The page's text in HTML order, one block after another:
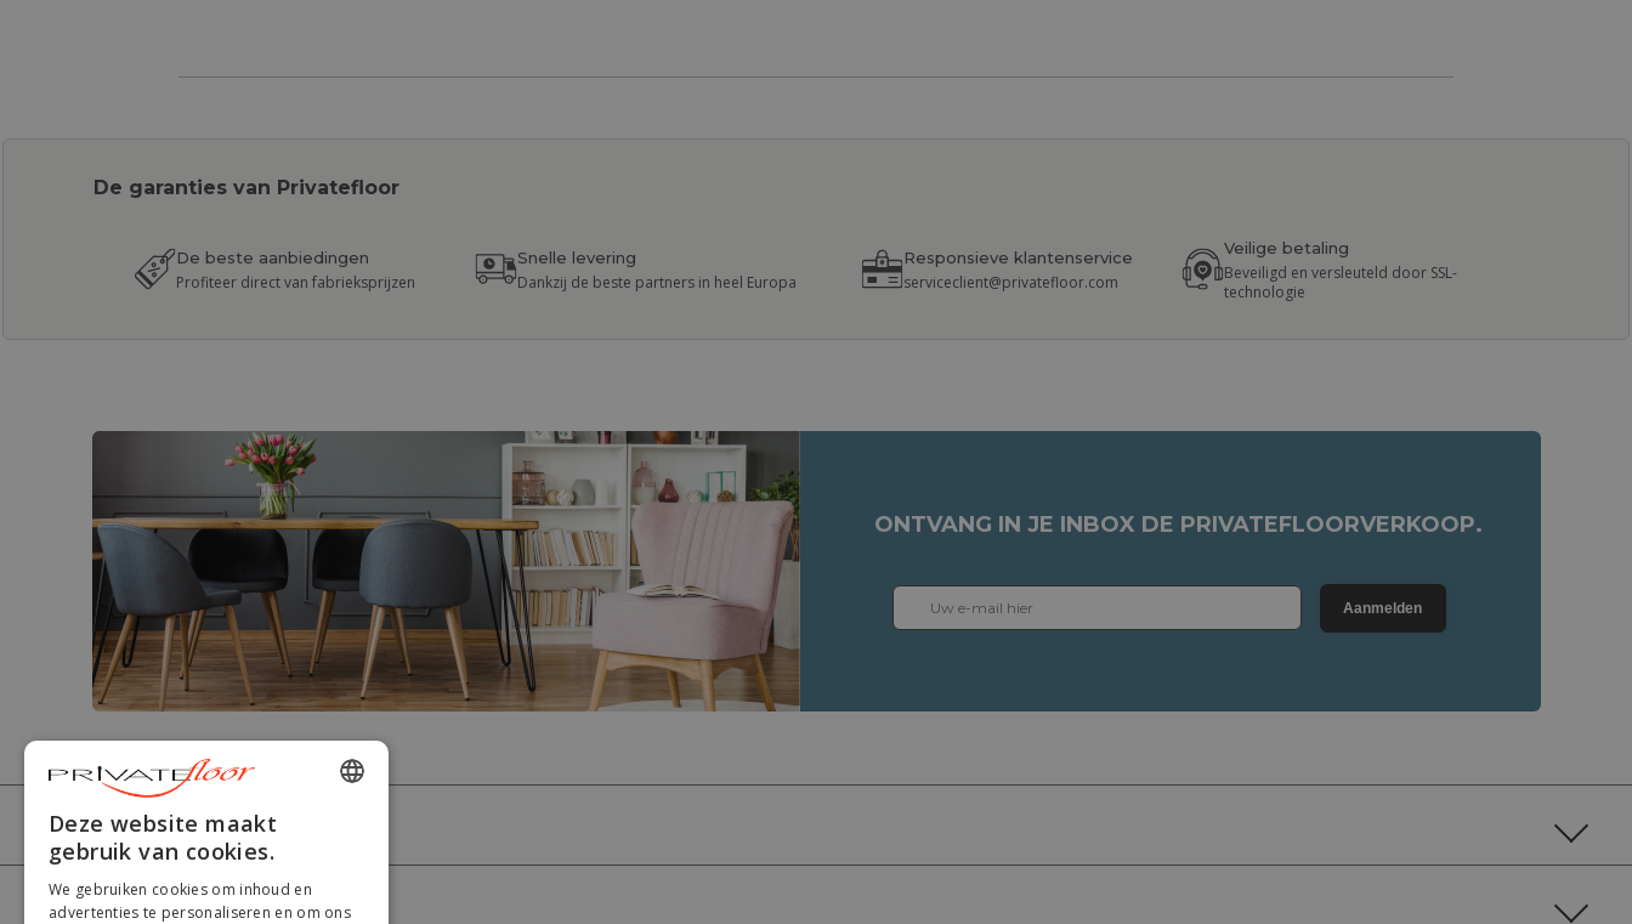
De garanties van Privatefloor
De beste aanbiedingen
Profiteer direct van fabrieksprijzen
Snelle levering
Dankzij de beste partners in heel Europa
Responsieve klantenservice
serviceclient@privatefloor.com
Veilige betaling
Beveiligd en versleuteld door SSL-
technologie
ONTVANG IN JE INBOX DE PRIVATEFLOORVERKOOP.
Aanmelden
PRIVATEFLOOR
HULP DUTCH
Deze website maakt
gebruik van cookies.
We gebruiken cookies om inhoud en
advertenties te personaliseren en om ons